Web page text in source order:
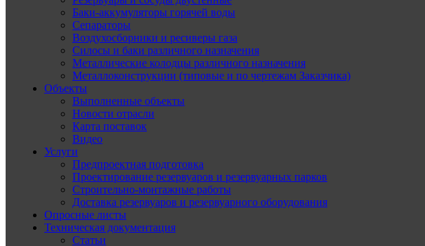
Баки-аккумуляторы горячей воды
Сепараторы
Воздухосборники и ресиверы газа
Силосы и баки различного назначения
Металлические колодцы различного назначения
Металлоконструкции (типовые и по чертежам Заказчика)
Объекты
Выполненные объекты
Новости отрасли
Карта поставок
Видео
Услуги
Предпроектная подготовка
Проектирование резервуаров и резервуарных парков
Строительно-монтажные работы
Доставка резервуаров и резервуарного оборудования
Опросные листы
Техническая документация
Статьи